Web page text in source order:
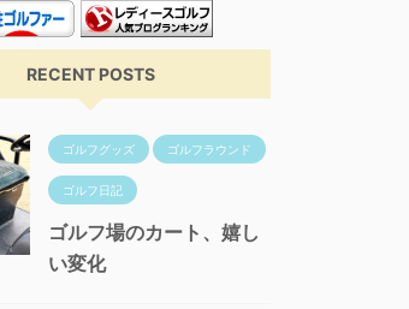
RECENT POSTS
ゴルフグッズ ゴルフラウンド
ゴルフ日記
ゴルフ場のカート、嬉し
い変化